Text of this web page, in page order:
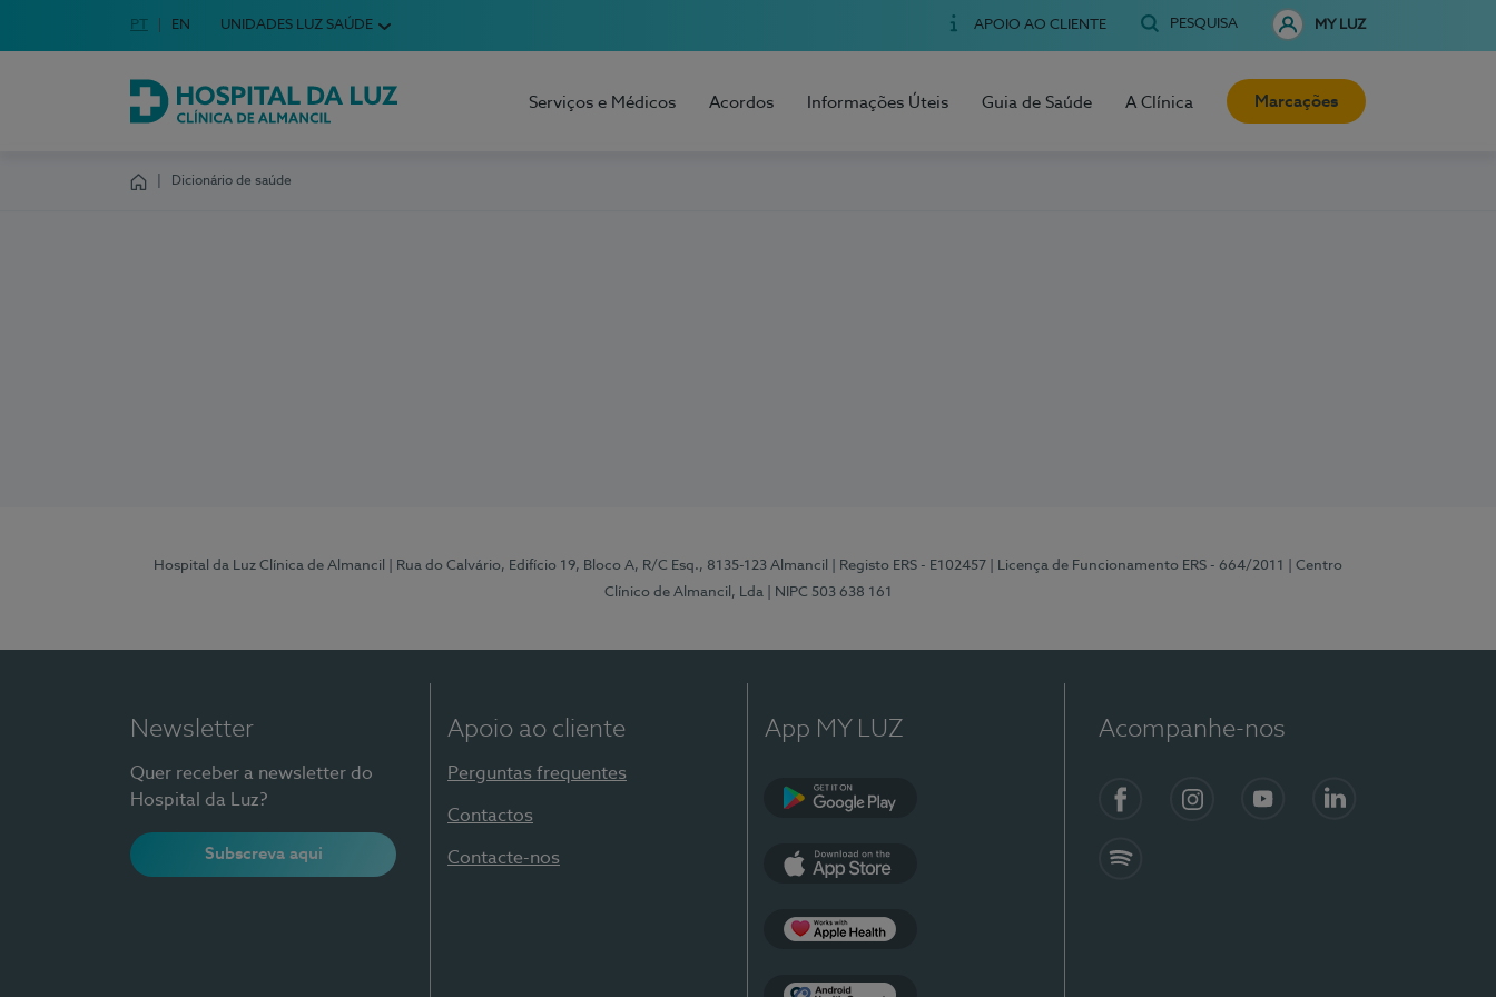
Escolha o seu idioma
Idioma em Português
PT English Language
EN UNIDADES LUZ SAÚDE APOIO AO CLIENTE PESQUISA MY LUZ
Hospital da Luz Clínica de Almancil
Serviços e Médicos Acordos Informações Úteis Guia de Saúde A Clínica Marcações
Dicionário de saúde
Hospital da Luz Clínica de Almancil | Rua do Calvário, Edifício 19, Bloco A, R/C Esq., 8135-123 Almancil | Registo ERS - E102457 | Licença de Funcionamento ERS - 664/2011
| Centro
Clínico de Almancil, Lda
| NIPC 503 638 161
Newsletter
Quer receber a newsletter do
Hospital da Luz?
Subscreva aqui
Apoio ao cliente
Perguntas frequentes
Contactos
Contacte-nos
App MY LUZ Acompanhe-nos